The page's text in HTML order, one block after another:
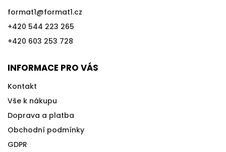
format1@format1.cz
+420 544 223 265
+420 603 253 728
INFORMACE PRO VÁS
Kontakt
Vše k nákupu
Doprava a platba
Obchodní podmínky
GDPR